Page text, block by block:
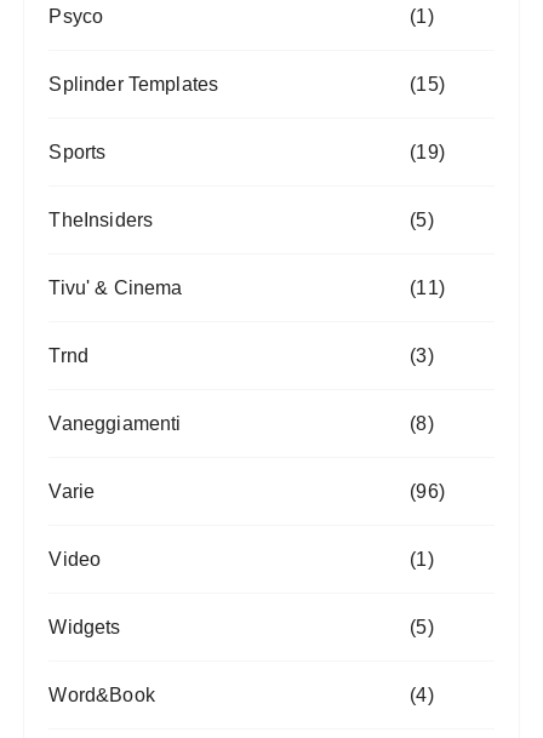
Psyco (1)
Splinder Templates (15)
Sports (19)
TheInsiders (5)
Tivu' & Cinema (11)
Trnd (3)
Vaneggiamenti (8)
Varie (96)
Video (1)
Widgets (5)
Word&Book (4)